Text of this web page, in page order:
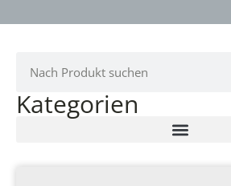
Kategorien